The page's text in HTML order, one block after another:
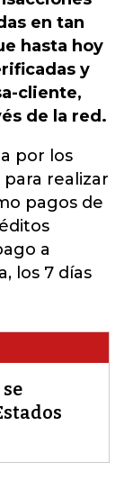
en tan
hasta hoy
y
cliente,
de la red.
por los
realizar
pagos de
a
los 7 días